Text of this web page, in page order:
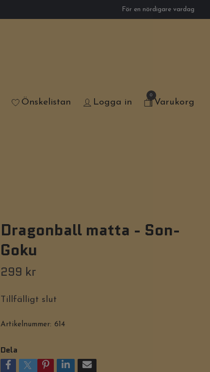
För en nördigare vardag
Önskelistan Logga in
0
Varukorg
Dragonball matta - Son-
Goku
299 kr
Tillfälligt slut
Artikelnummer: 614
Dela